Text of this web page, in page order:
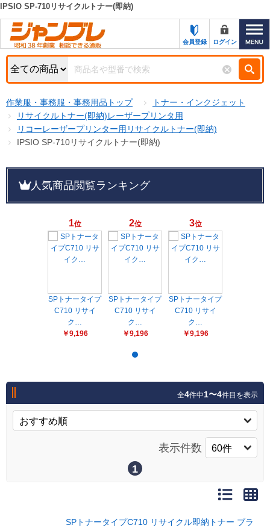
カテゴリー一覧
お知らせ
特集・キャンペーン一覧
初めての方へ
お問い合わせ
FAX注文用紙の印刷
新規登録キャンペーン
メーカーカタログ一覧
デジタルカタログ
クイックオーダー
ログアウト
キーワード検索
検索条件
商品カテゴリから選ぶ
キャンペーン
おすすめ
オリジナル
販売価格(税抜き)で絞る
IPSIO SP-710リサイクルトナー(即納)
会員登録 ログイン
作業服・事務服・事務用品トップ
トナー・インクジェット
リサイクルトナー(即納)レーザープリンタ用
リコーレーザープリンター用リサイクルトナー(即納)
IPSIO SP-710リサイクルトナー(即納)
人気商品閲覧ランキング
1位
SPトナータイプ
C710 リサイ
ク…
￥9,196
2位
SPトナータイプ
C710 リサイ
ク…
￥9,196
3位
SPトナータイプ
C710 リサイ
ク…
￥9,196
全4件中1〜4件目を表示
表示件数
1
SPトナータイプC710 リサイクル即納トナー ブラ